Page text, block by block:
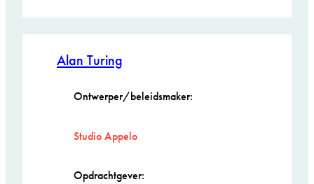
Alan Turing
Ontwerper/beleidsmaker:
Studio Appelo
Opdrachtgever: